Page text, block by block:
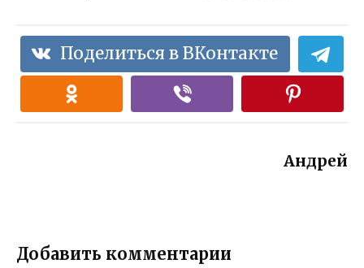
Поделиться в ВКонтакте
Андрей
Добавить комментарии